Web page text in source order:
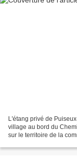
L'étang privé de
village au bord du
sur le territoire de la